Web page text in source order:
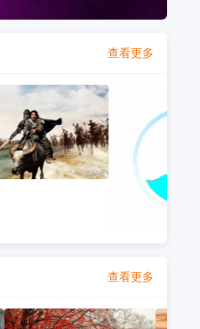
查看更多
查看更多